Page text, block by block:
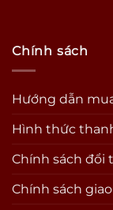
Chính sách
Hướng dẫn
Hình thức
Chính sách đổi
Chính sách